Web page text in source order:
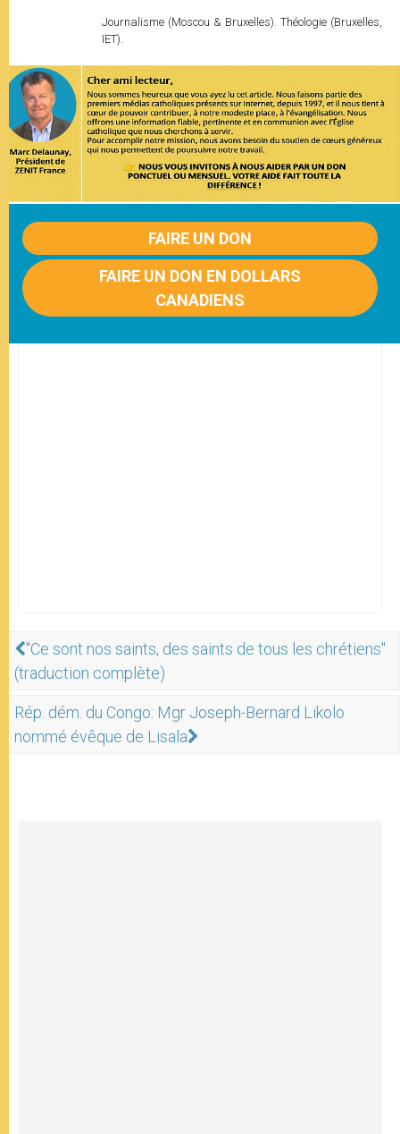
Journalisme (Moscou & Bruxelles). Théologie (Bruxelles,
IET).
FAIRE UN DON
FAIRE UN DON EN DOLLARS
CANADIENS
"Ce sont nos saints, des saints de tous les chrétiens"
(traduction complète)
Rép. dém. du Congo: Mgr Joseph-Bernard Likolo
nommé évêque de Lisala